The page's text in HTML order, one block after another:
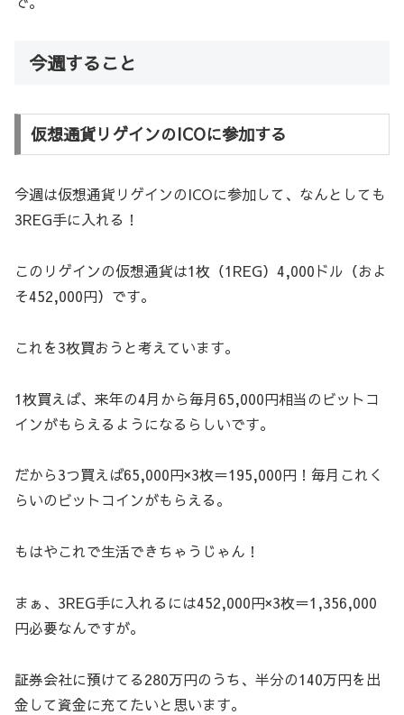
今週すること
仮想通貨リゲインのICOに参加する
今週は仮想通貨リゲインのICOに参加して、なんとしても
3REG手に入れる！
このリゲインの仮想通貨は1枚（1REG）4,000ドル（およ
そ452,000円）です。
これを3枚買おうと考えています。
1枚買えば、来年の4月から毎月65,000円相当のビットコ
インがもらえるようになるらしいです。
だから3つ買えば65,000円×3枚＝195,000円！毎月これく
らいのビットコインがもらえる。
もはやこれで生活できちゃうじゃん！
まぁ、3REG手に入れるには452,000円×3枚＝1,356,000
円必要なんですが。
証券会社に預けてる280万円のうち、半分の140万円を出
金して資金に充てたいと思います。